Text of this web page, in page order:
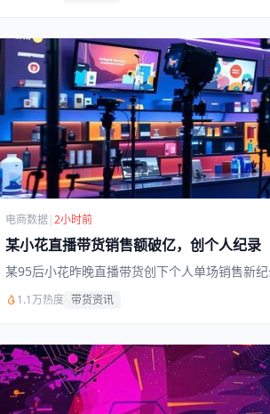
电商数据|2小时前
某小花直播带货销售额破亿，创个人纪录
某95后小花昨晚直播带货创下个人单场销售新
1.1万热度 带货资讯